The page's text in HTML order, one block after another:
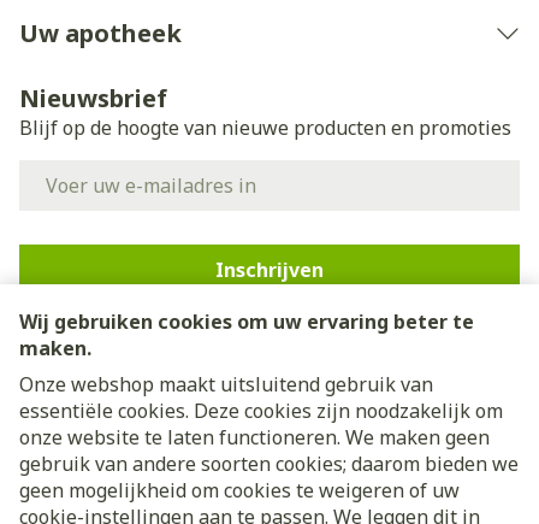
Wij gebruiken cookies om uw ervaring beter te
maken.
Onze webshop maakt uitsluitend gebruik van
essentiële cookies. Deze cookies zijn noodzakelijk om
onze website te laten functioneren. We maken geen
gebruik van andere soorten cookies; daarom bieden we
geen mogelijkheid om cookies te weigeren of uw
cookie-instellingen aan te passen. We leggen dit in
Uw apotheek
Nieuwsbrief
Blijf op de hoogte van nieuwe producten en promoties
Inschrijven
Door op inschrijven te klikken, schrijft u zich in voor onze
nieuwsbrief en gaat u akkoord met onze